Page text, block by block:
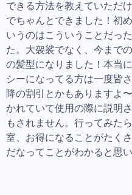
できる方法を教えていただ
でちゃんとできました！初
いうのはこういうことだっ
た。大袈裟でなく、今まで
の髪型になりました！本当
シーになってる方は一度皆
降の割引とかもありますよ
かれていて使用の際に説明
もされません。行ってみた
室、お得になることがたく
だなってことがわかると思い